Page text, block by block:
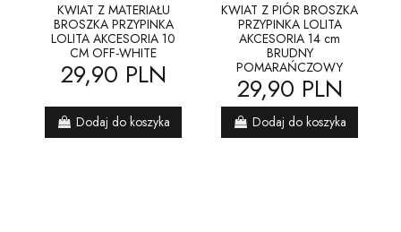
KWIAT Z MATERIAŁU
BROSZKA PRZYPINKA
LOLITA AKCESORIA 10
CM OFF-WHITE
29,90 PLN
Dodaj do koszyka
KWIAT Z PIÓR BROSZKA
PRZYPINKA LOLITA
AKCESORIA 14 cm
BRUDNY
POMARAŃCZOWY
29,90 PLN
Dodaj do koszyka